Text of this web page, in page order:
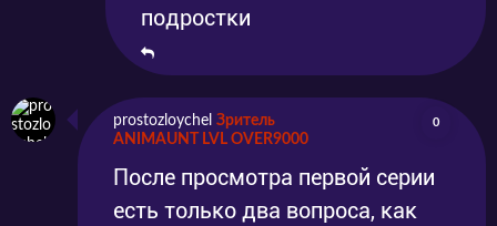
подростки
prostozloychel Зритель
ANIMAUNT LVL OVER9000
0
После просмотра первой серии
есть только два вопроса, как